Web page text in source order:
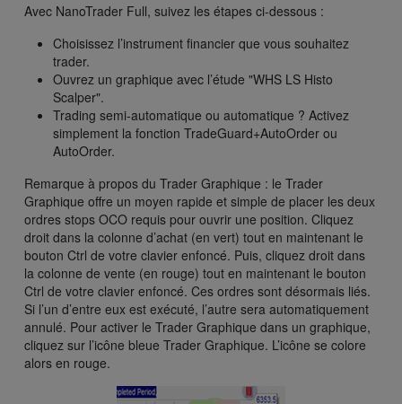
Avec NanoTrader Full, suivez les étapes ci-dessous :
Choisissez l’instrument financier que vous souhaitez
trader.
Ouvrez un graphique avec l’étude "WHS LS Histo
Scalper".
Trading semi-automatique ou automatique ? Activez
simplement la fonction TradeGuard+AutoOrder ou
AutoOrder.
Remarque à propos du Trader Graphique : le Trader
Graphique offre un moyen rapide et simple de placer les deux
ordres stops OCO requis pour ouvrir une position. Cliquez
droit dans la colonne d’achat (en vert) tout en maintenant le
bouton Ctrl de votre clavier enfoncé. Puis, cliquez droit dans
la colonne de vente (en rouge) tout en maintenant le bouton
Ctrl de votre clavier enfoncé. Ces ordres sont désormais liés.
Si l’un d’entre eux est exécuté, l’autre sera automatiquement
annulé. Pour activer le Trader Graphique dans un graphique,
cliquez sur l’icône bleue Trader Graphique. L’icône se colore
alors en rouge.